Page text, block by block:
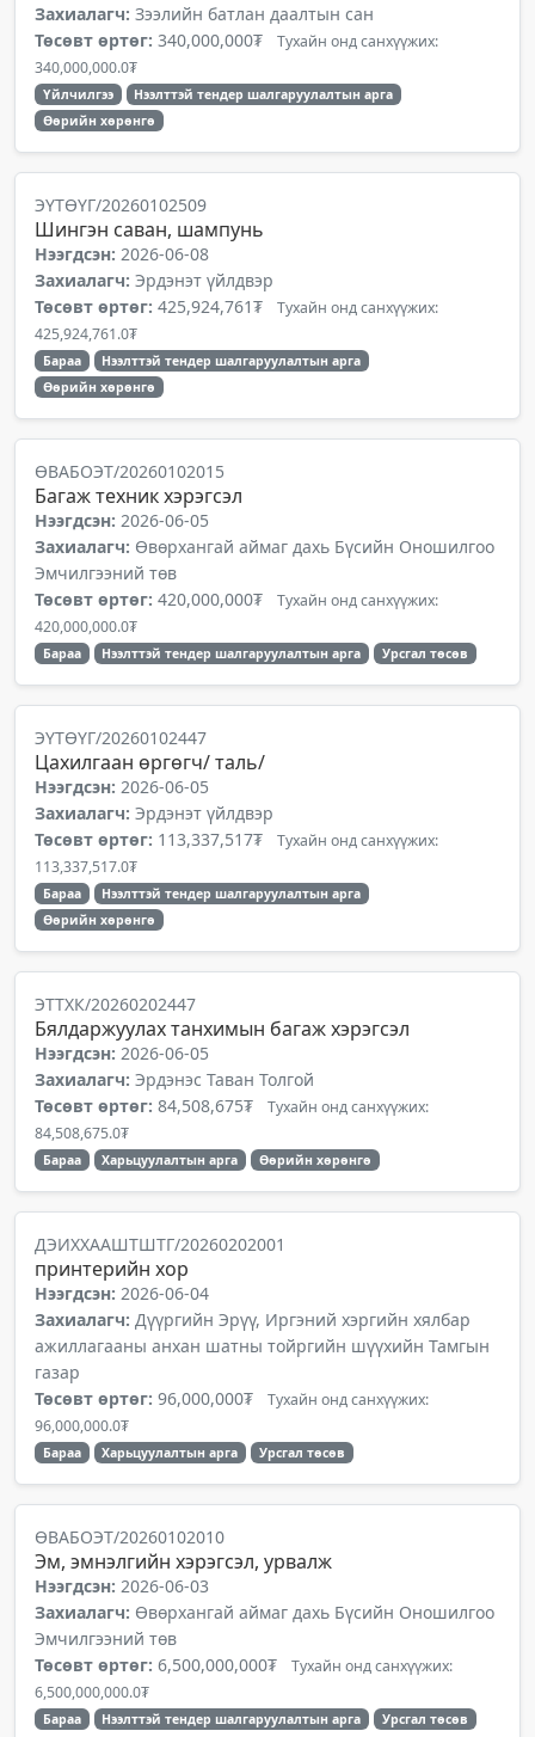
Захиалагч: Зээлийн батлан даалтын сан
Төсөвт өртөг: 340,000,000₮ Тухайн онд санхүүжих:
340,000,000.0₮
Үйлчилгээ
Нээлттэй тендер шалгаруулалтын арга
Өөрийн хөрөнгө
ЭҮТӨҮГ/20260102509
Шингэн саван, шампунь
Нээгдсэн: 2026-06-08
Захиалагч: Эрдэнэт үйлдвэр
Төсөвт өртөг: 425,924,761₮ Тухайн онд санхүүжих:
425,924,761.0₮
Бараа
Нээлттэй тендер шалгаруулалтын арга
Өөрийн хөрөнгө
ӨВАБОЭТ/20260102015
Багаж техник хэрэгсэл
Нээгдсэн: 2026-06-05
Захиалагч: Өвөрхангай аймаг дахь Бүсийн Оношилгоо
Эмчилгээний төв
Төсөвт өртөг: 420,000,000₮ Тухайн онд санхүүжих:
420,000,000.0₮
Бараа Нээлттэй тендер шалгаруулалтын арга Урсгал төсөв
ЭҮТӨҮГ/20260102447
Цахилгаан өргөгч/ таль/
Нээгдсэн: 2026-06-05
Захиалагч: Эрдэнэт үйлдвэр
Төсөвт өртөг: 113,337,517₮ Тухайн онд санхүүжих:
113,337,517.0₮
Бараа
Нээлттэй тендер шалгаруулалтын арга
Өөрийн хөрөнгө
ЭТТХК/20260202447
Бялдаржуулах танхимын багаж хэрэгсэл
Нээгдсэн: 2026-06-05
Захиалагч: Эрдэнэс Таван Толгой
Төсөвт өртөг: 84,508,675₮ Тухайн онд санхүүжих:
84,508,675.0₮
Бараа Харьцуулалтын арга Өөрийн хөрөнгө
ДЭИХХААШТШТГ/20260202001
принтерийн хор
Нээгдсэн: 2026-06-04
Захиалагч: Дүүргийн Эрүү, Иргэний хэргийн хялбар
ажиллагааны анхан шатны тойргийн шүүхийн Тамгын
газар
Төсөвт өртөг: 96,000,000₮ Тухайн онд санхүүжих:
96,000,000.0₮
Бараа Харьцуулалтын арга Урсгал төсөв
ӨВАБОЭТ/20260102010
Эм, эмнэлгийн хэрэгсэл, урвалж
Нээгдсэн: 2026-06-03
Захиалагч: Өвөрхангай аймаг дахь Бүсийн Оношилгоо
Эмчилгээний төв
Төсөвт өртөг: 6,500,000,000₮ Тухайн онд санхүүжих:
6,500,000,000.0₮
Бараа Нээлттэй тендер шалгаруулалтын арга Урсгал төсөв